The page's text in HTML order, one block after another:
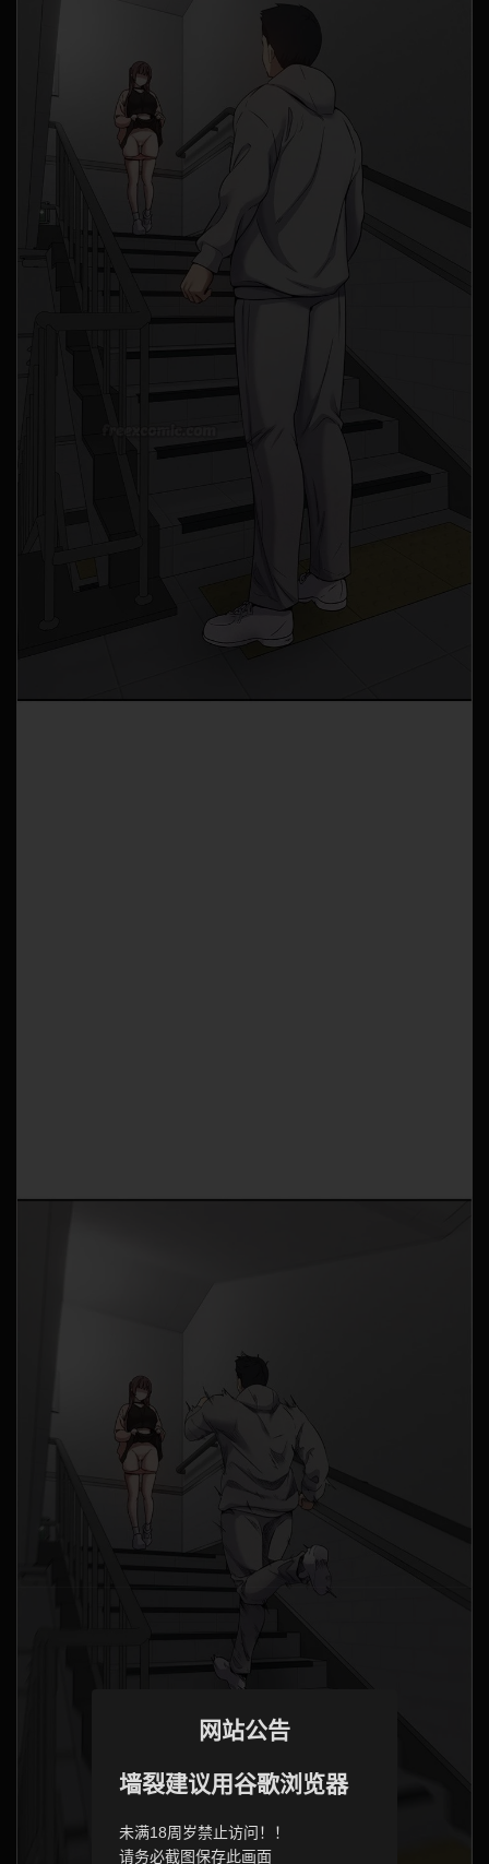
网站公告
墙裂建议用谷歌浏览器
未满18周岁禁止访问！！
请务必截图保存此画面